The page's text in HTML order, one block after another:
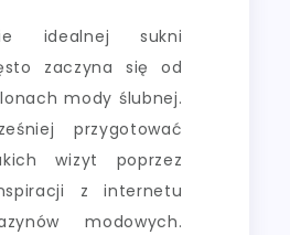
idealnej sukni
zaczyna się od
mody ślubnej.
przygotować
wizyt poprzez
z internetu
modowych.